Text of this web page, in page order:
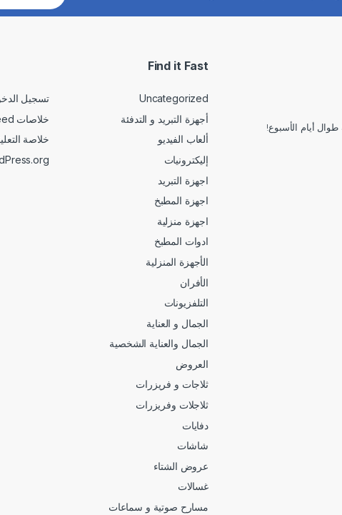
أيام الأسبوع!
Find it Fast
Uncategorized
أجهزة التبريد و التدفئة
ألعاب الفيديو
إليكترونيات
اجهزة التبريد
اجهزة المطبخ
اجهزة منزلية
ادوات المطبخ
الأجهزة المنزلية
الأفران
التلفزيونات
الجمال و العناية
الجمال والعناية الشخصية
العروض
ثلاجات و فريزرات
ثلاجلات وفريزرات
دفايات
شاشات
عروض الشتاء
غسالات
مسارح صوتية و سماعات
تسجيل
خلاصات Feed الإدخالات
خلاصة